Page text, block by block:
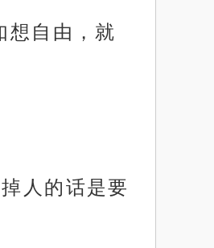
想自由，就
人的话是要